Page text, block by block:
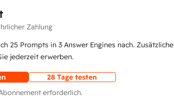
Zahlung
25 Prompts in 3 Answer Engines nach. Zusätzliche
jederzeit erwerben.
28 Tage testen
erforderlich.